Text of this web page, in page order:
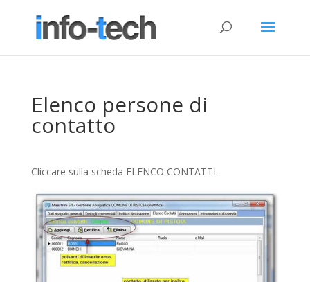
Elenco persone di
contatto
Cliccare sulla scheda ELENCO CONTATTI.